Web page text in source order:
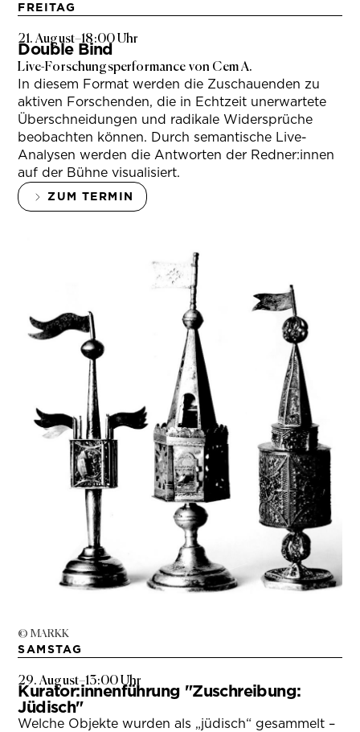
FREITAG
21. August–18:00 Uhr
Double Bind
Live-Forschungsperformance von Cem A.
In diesem Format werden die Zuschauenden zu
aktiven Forschenden, die in Echtzeit unerwartete
Überschneidungen und radikale Widersprüche
beobachten können. Durch semantische Live-
Analysen werden die Antworten der Redner:innen
auf der Bühne visualisiert.
ZUM TERMIN
© MARKK
SAMSTAG
29. August–13:00 Uhr
Kurator:innenführung "Zuschreibung:
Jüdisch"
Welche Objekte wurden als „jüdisch“ gesammelt –